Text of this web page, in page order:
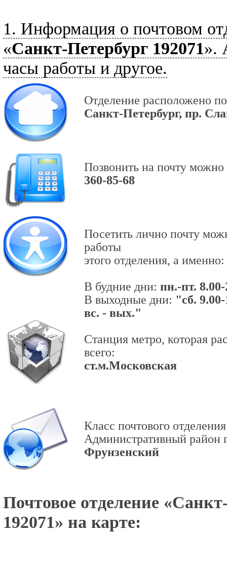
1. Информация о почтовом
«Санкт-Петербург 192071».
часы работы и другое.
Отделение расположено
Санкт-Петербург, пр.
Позвонить на почту
360-85-68
Посетить лично почту
работы
этого отделения, а именно:
В будние дни: пн.-пт. 8.00-
В выходные дни: "сб.
вс. - вых."
Станция метро, которая
всего:
ст.м.Московская
Класс почтового
Административный район
Фрунзенский
Почтовое отделение «
192071» на карте: